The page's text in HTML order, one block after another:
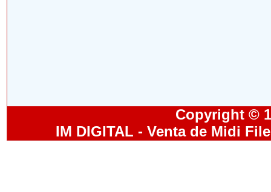
Copyright ©
IM DIGITAL - Venta de Midi